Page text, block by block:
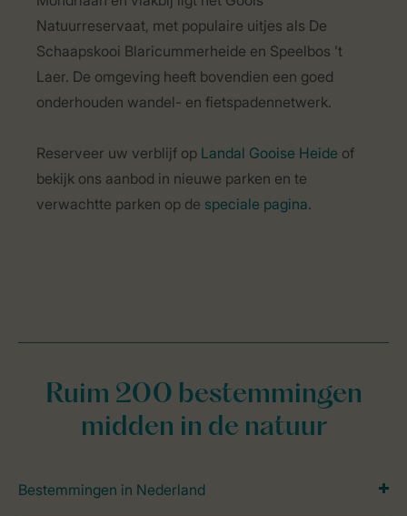
Natuurreservaat, met populaire uitjes als De
Schaapskooi Blaricummerheide en Speelbos ’t
Laer. De omgeving heeft bovendien een goed
onderhouden wandel- en fietspadennetwerk.
Reserveer uw verblijf op Landal Gooise Heide of
bekijk ons aanbod in nieuwe parken en te
verwachtte parken op de speciale pagina.
Ruim 200 bestemmingen
midden in de natuur
Bestemmingen in Nederland